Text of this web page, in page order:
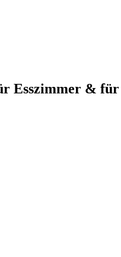
Esszimmer & für